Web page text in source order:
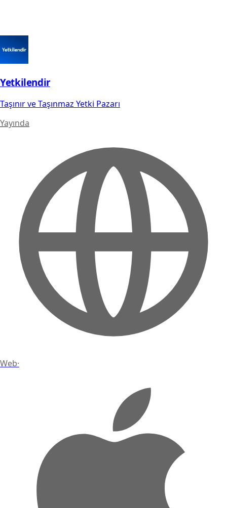
Yetkilendir
Taşınır ve Taşınmaz Yetki Pazarı
Yayında
Web·